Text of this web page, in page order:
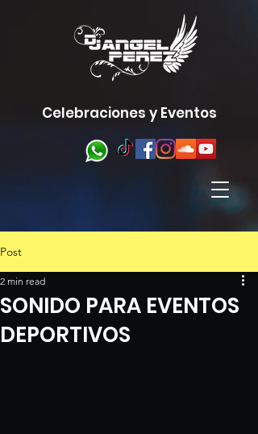
Celebraciones y Eventos
Post
SONIDO PARA EVENTOS
DEPORTIVOS
2 min read